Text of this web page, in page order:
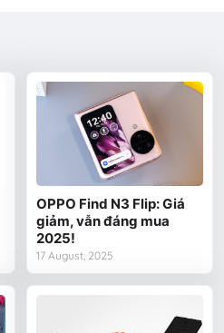
OPPO Find N3 Flip: Giá
giảm, vẫn đáng mua
2025!
17 August, 2025